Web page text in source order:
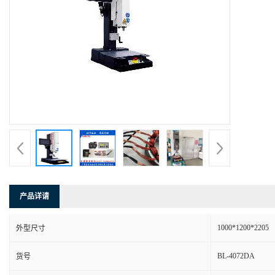
产品详请
外型尺寸 1000*1200*2205
货号 BL-4072DA